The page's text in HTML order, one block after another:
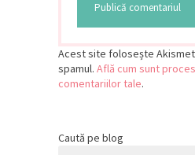
Acest site folosește
spamul. Află cum sunt
comentariilor tale.
Caută pe blog